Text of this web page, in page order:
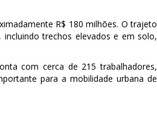
R$ 180 milhões. O trajeto
trechos elevados e em solo,
com cerca de 215 trabalhadores,
para a mobilidade urbana de